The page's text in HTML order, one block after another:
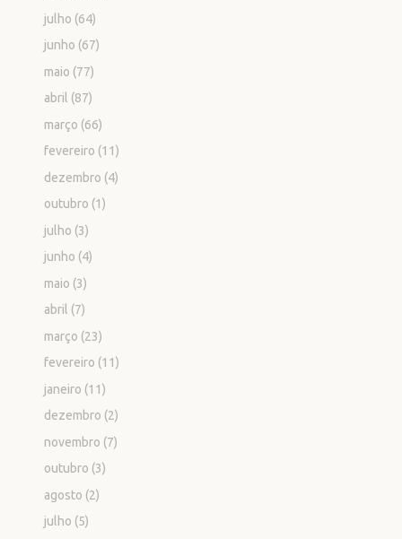
julho (64)
junho (67)
maio (77)
abril (87)
março (66)
fevereiro (11)
dezembro (4)
outubro (1)
julho (3)
junho (4)
maio (3)
abril (7)
março (23)
fevereiro (11)
janeiro (11)
dezembro (2)
novembro (7)
outubro (3)
agosto (2)
julho (5)